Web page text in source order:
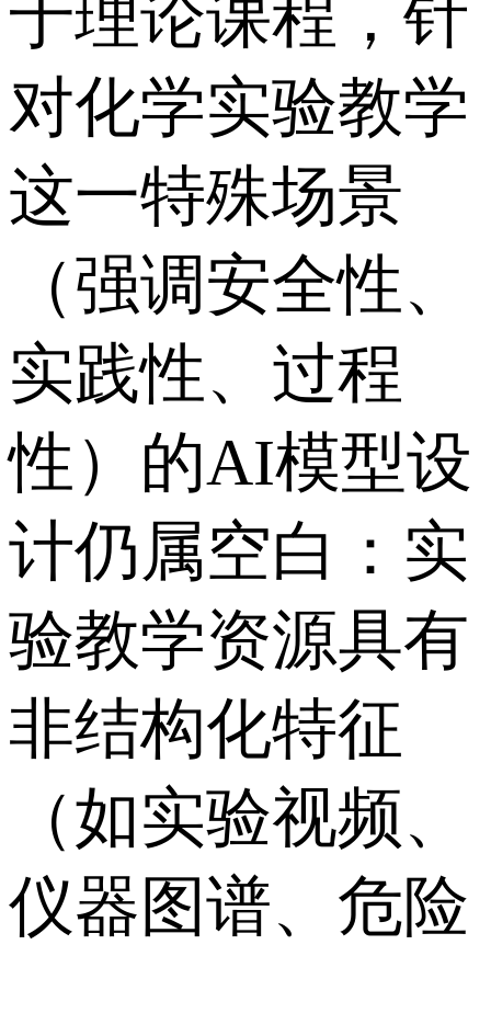
于理论课程，针
对化学实验教学
这一特殊场景
（强调安全性、
实践性、过程
性）的AI模型设
计仍属空白：实
验教学资源具有
非结构化特征
（如实验视频、
仪器图谱、危险